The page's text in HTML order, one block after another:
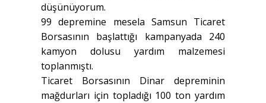
düşünüyorum.
99 depremine mesela Samsun Ticaret
Borsasının başlattığı kampanyada 240
kamyon dolusu yardım malzemesi
toplanmıştı.
Ticaret Borsasının Dinar depreminin
mağdurları için topladığı 100 ton yardım